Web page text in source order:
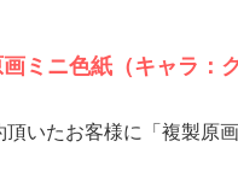
ミニ色紙（キャラ：ク
いたお客様に「複製原